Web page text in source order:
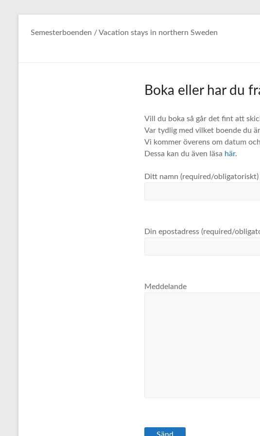
Semesterboenden / Vacation stays in northern Sweden
Boka eller har du
Vill du boka så går det fint att
Var tydlig med vilket boende du
Vi kommer överens om datum
Dessa kan du även läsa här.
Ditt namn (required/obligatoriskt)
Din epostadress (required/
Meddelande